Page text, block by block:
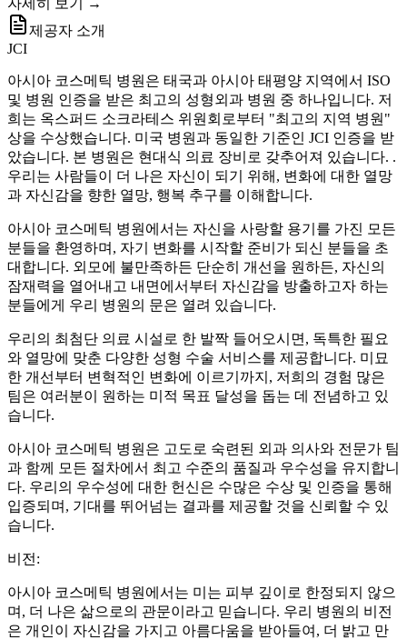
제공자 소개
JCI
아시아 코스메틱 병원은 태국과 아시아 태평양 지역에서 ISO
및 병원 인증을 받은 최고의 성형외과 병원 중 하나입니다. 저
희는 옥스퍼드 소크라테스 위원회로부터 "최고의 지역 병원"
상을 수상했습니다. 미국 병원과 동일한 기준인 JCI 인증을 받
았습니다. 본 병원은 현대식 의료 장비로 갖추어져 있습니다. .
우리는 사람들이 더 나은 자신이 되기 위해, 변화에 대한 열망
과 자신감을 향한 열망, 행복 추구를 이해합니다.
아시아 코스메틱 병원에서는 자신을 사랑할 용기를 가진 모든
분들을 환영하며, 자기 변화를 시작할 준비가 되신 분들을 초
대합니다. 외모에 불만족하든 단순히 개선을 원하든, 자신의
잠재력을 열어내고 내면에서부터 자신감을 방출하고자 하는
분들에게 우리 병원의 문은 열려 있습니다.
우리의 최첨단 의료 시설로 한 발짝 들어오시면, 독특한 필요
와 열망에 맞춘 다양한 성형 수술 서비스를 제공합니다. 미묘
한 개선부터 변혁적인 변화에 이르기까지, 저희의 경험 많은
팀은 여러분이 원하는 미적 목표 달성을 돕는 데 전념하고 있
습니다.
아시아 코스메틱 병원은 고도로 숙련된 외과 의사와 전문가 팀
과 함께 모든 절차에서 최고 수준의 품질과 우수성을 유지합니
다. 우리의 우수성에 대한 헌신은 수많은 수상 및 인증을 통해
입증되며, 기대를 뛰어넘는 결과를 제공할 것을 신뢰할 수 있
습니다.
비전:
아시아 코스메틱 병원에서는 미는 피부 깊이로 한정되지 않으
며, 더 나은 삶으로의 관문이라고 믿습니다. 우리 병원의 비전
은 개인이 자신감을 가지고 아름다움을 받아들여, 더 밝고 만